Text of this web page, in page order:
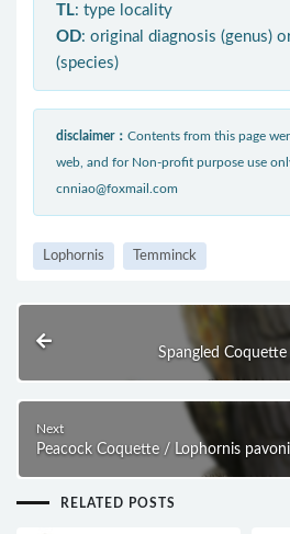
TL: type locality
OD: original diagnosis (genus)
(species)
disclaimer： Contents from this page
web, and for Non-profit purpose use
cnniao@foxmail.com
Lophornis Temminck
Spangled
Next
Peacock Coquette / Lophornis
RELATED POSTS